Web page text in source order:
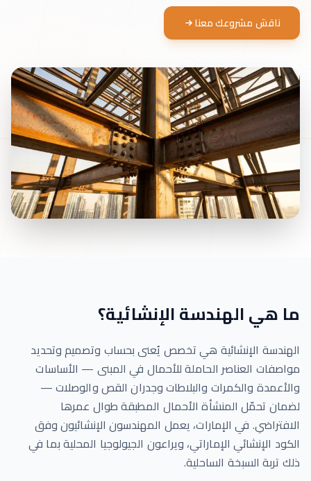
ناقش مشروعك معنا
ما هي الهندسة الإنشائية؟
الهندسة الإنشائية هي تخصص يُعنى بحساب وتصميم وتحديد
مواصفات العناصر الحاملة للأحمال في المبنى — الأساسات
والأعمدة والكمرات والبلاطات وجدران القص والوصلات —
لضمان تحمّل المنشأة الأحمال المطبقة طوال عمرها
الافتراضي. في الإمارات، يعمل المهندسون الإنشائيون وفق
الكود الإنشائي الإماراتي، ويراعون الجيولوجيا المحلية بما في
ذلك تربة السبخة الساحلية.